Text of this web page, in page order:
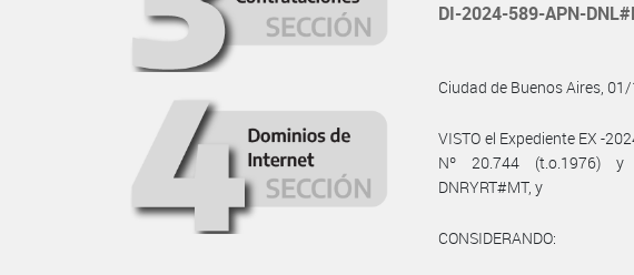
DI-2024-589-APN-
Ciudad de Buenos Aires,
VISTO el Expediente EX -
Nº 20.744 (t.o.1976) y
DNRYRT#MT, y
CONSIDERANDO: